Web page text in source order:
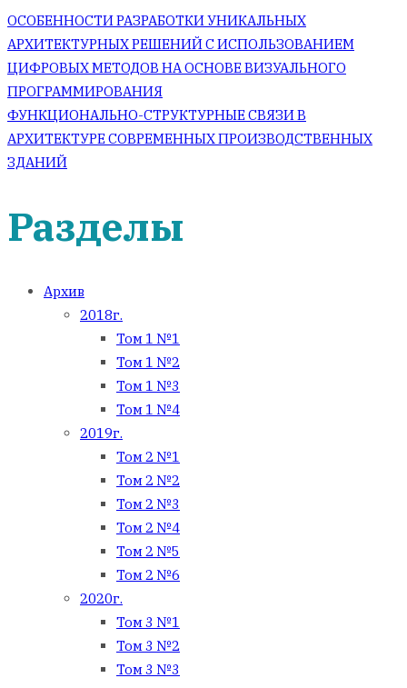
ОСОБЕННОСТИ РАЗРАБОТКИ УНИКАЛЬНЫХ
АРХИТЕКТУРНЫХ РЕШЕНИЙ С ИСПОЛЬЗОВАНИЕМ
ЦИФРОВЫХ МЕТОДОВ НА ОСНОВЕ ВИЗУАЛЬНОГО
ПРОГРАММИРОВАНИЯ
ФУНКЦИОНАЛЬНО-СТРУКТУРНЫЕ СВЯЗИ В
АРХИТЕКТУРЕ СОВРЕМЕННЫХ ПРОИЗВОДСТВЕННЫХ
ЗДАНИЙ
Разделы
Архив
2018г.
Том 1 №1
Том 1 №2
Том 1 №3
Том 1 №4
2019г.
Том 2 №1
Том 2 №2
Том 2 №3
Том 2 №4
Том 2 №5
Том 2 №6
2020г.
Том 3 №1
Том 3 №2
Том 3 №3